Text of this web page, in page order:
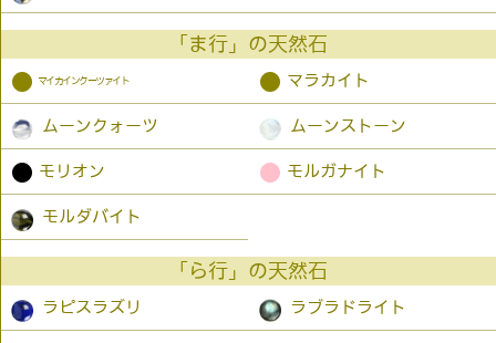
「ま行」の天然石
● マイカインクーツァイト ● マラカイト
ムーンクォーツ ムーンストーン
● モリオン ● モルガナイト
モルダバイト
「ら行」の天然石
ラピスラズリ ラブラドライト